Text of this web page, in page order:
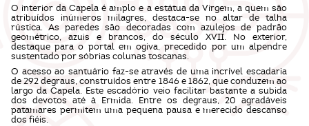
O interior da Capela é amplo e a estátua da Virgem, a quem são
atribuídos inúmeros milagres, destaca-se no altar de talha
rústica. As paredes são decoradas com azulejos de padrão
geométrico, azuis e brancos, do século XVII. No exterior,
destaque para o portal em ogiva, precedido por um alpendre
sustentado por sóbrias colunas toscanas.
O acesso ao santuário faz-se através de uma incrível escadaria
de 292 degraus, construídos entre 1846 e 1862, que conduzem ao
largo da Capela. Este escadório veio facilitar bastante a subida
dos devotos até à Ermida. Entre os degraus, 20 agradáveis
patamares permitem uma pequena pausa e merecido descanso
dos fiéis.